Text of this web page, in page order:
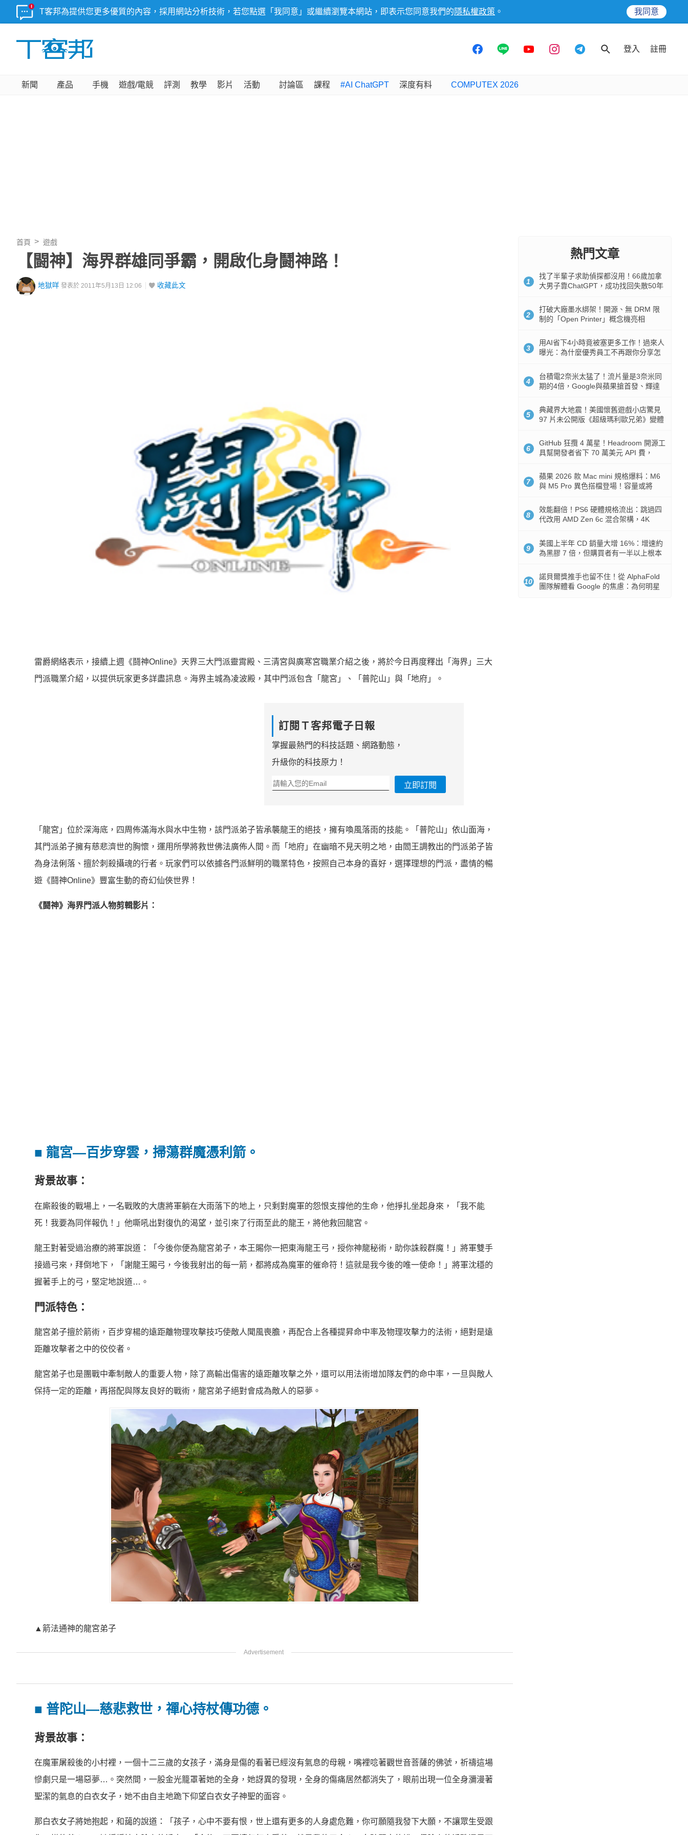
T客邦為提供您更多優質的內容，採用網站分析技術，若您點選「我同意」或繼續瀏覽本網站，即表示您同意我們的 隱私權政策 。 我同意
登入 註冊
新聞 產品 手機 遊戲/電競 評測 教學 影片 活動 討論區 課程 #AI ChatGPT 深度有料 COMPUTEX 2026
首頁 遊戲
【闘神】海界群雄同爭霸，開啟化身鬪神路！
地獄咩 發表於 2011年5月13日 12:06 收藏此文
雷爵網絡表示，接續上週《鬪神Online》天界三大門派靈霄殿、三清宮與廣寒宮職業介紹之後，將於今日再度釋出「海界」三大
門派職業介紹，以提供玩家更多詳盡訊息。海界主城為凌波殿，其中門派包含「龍宮」、「普陀山」與「地府」。
訂閱Ｔ客邦電子日報
掌握最熱門的科技話題、網路動態，
升級你的科技原力！
立即訂閱
「龍宮」位於深海底，四周佈滿海水與水中生物，該門派弟子皆承襲龍王的絕技，擁有喚風落雨的技能。「普陀山」依山面海，
其門派弟子擁有慈悲濟世的胸懷，運用所學將救世佛法廣佈人間。而「地府」在幽暗不見天明之地，由閻王調教出的門派弟子皆
為身法俐落、擅於刺殺攝魂的行者。玩家們可以依據各門派鮮明的職業特色，按照自己本身的喜好，選擇理想的門派，盡情的暢
遊《鬪神Online》豐富生動的奇幻仙俠世界！
《鬪神》海界門派人物剪輯影片：
■ 龍宮—百步穿雲，掃蕩群魔憑利箭。
背景故事：
在廝殺後的戰場上，一名戰敗的大唐將軍躺在大雨落下的地上，只剩對魔軍的怨恨支撐他的生命，他掙扎坐起身來，「我不能
死！我要為同伴報仇！」他嘶吼出對復仇的渴望，並引來了行雨至此的龍王，將他救回龍宮。
龍王對著受過治療的將軍說道：「今後你便為龍宮弟子，本王賜你一把東海龍王弓，授你神龍秘術，助你誅殺群魔！」將軍雙手
接過弓來，拜倒地下，「謝龍王賜弓，今後我射出的每一箭，都將成為魔軍的催命符！這就是我今後的唯一使命！」將軍沈穩的
握著手上的弓，堅定地說道…。
門派特色：
龍宮弟子擅於箭術，百步穿楊的遠距離物理攻擊技巧使敵人聞風喪膽，再配合上各種提昇命中率及物理攻擊力的法術，絕對是遠
距離攻擊者之中的佼佼者。
龍宮弟子也是團戰中牽制敵人的重要人物，除了高輸出傷害的遠距離攻擊之外，還可以用法術增加隊友們的命中率，一旦與敵人
保持一定的距離，再搭配與隊友良好的戰術，龍宮弟子絕對會成為敵人的惡夢。
▲箭法通神的龍宮弟子
■ 普陀山—慈悲救世，禪心持杖傳功德。
背景故事：
在魔軍屠殺後的小村裡，一個十二三歲的女孩子，滿身是傷的看著已經沒有氣息的母親，嘴裡唸著觀世音菩薩的佛號，祈禱這場
慘劇只是一場惡夢…。突然間，一股金光籠罩著她的全身，她訝異的發現，全身的傷痛居然都消失了，眼前出現一位全身瀰漫著
聖潔的氣息的白衣女子，她不由自主地跪下仰望白衣女子神聖的面容。
那白衣女子將她抱起，和藹的說道：「孩子，心中不要有恨，世上還有更多的人身處危難，你可願隨我發下大願，不讓眾生受跟
熱門文章
1
找了半輩子求助偵探都沒用！66歲加拿
大男子靠ChatGPT，成功找回失散50年
2
打破大廠墨水綁架！開源、無 DRM 限
制的「Open Printer」概念機亮相
3
用AI省下4小時竟被塞更多工作！過來人
曝光：為什麼優秀員工不再跟你分享怎
4
台積電2奈米太猛了！流片量是3奈米同
期的4倍，Google與蘋果搶首發、輝達
5
典藏界大地震！美國懷舊遊戲小店驚見
97 片未公開版《超級瑪利歐兄弟》變體
6
GitHub 狂攬 4 萬星！Headroom 開源工
具幫開發者省下 70 萬美元 API 費，
7
蘋果 2026 款 Mac mini 規格爆料：M6
與 M5 Pro 異色搭檔登場！容量或將
8
效能翻倍！PS6 硬體規格流出：跳過四
代改用 AMD Zen 6c 混合架構，4K
9
美國上半年 CD 銷量大增 16%：增速約
為黑膠 7 倍，但購買者有一半以上根本
10
諾貝爾獎推手也留不住！從 AlphaFold
團隊解體看 Google 的焦慮：為何明星